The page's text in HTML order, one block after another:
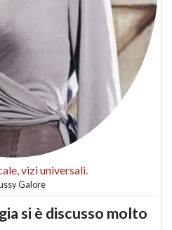
vizi universali.
Galore
si è discusso molto